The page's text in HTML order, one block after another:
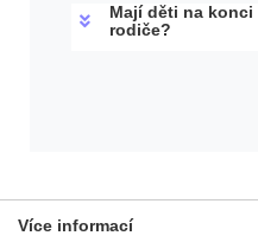
Mají děti na
rodiče?
Více informací